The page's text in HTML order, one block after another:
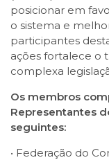
posicionar em
o sistema e
participantes
ações fortalece o
complexa
Os membros
Representantes
seguintes:
• Federação do